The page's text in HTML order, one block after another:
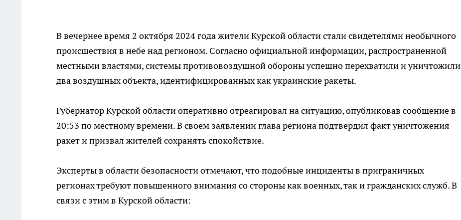
В вечернее время 2 октября 2024 года жители Курской области стали свидетелями необычного
происшествия в небе над регионом. Согласно официальной информации, распространенной
местными властями, системы противовоздушной обороны успешно перехватили и уничтожили
два воздушных объекта, идентифицированных как украинские ракеты.
Губернатор Курской области оперативно отреагировал на ситуацию, опубликовав сообщение в
20:53 по местному времени. В своем заявлении глава региона подтвердил факт уничтожения
ракет и призвал жителей сохранять спокойствие.
Эксперты в области безопасности отмечают, что подобные инциденты в приграничных
регионах требуют повышенного внимания со стороны как военных, так и гражданских служб. В
связи с этим в Курской области: